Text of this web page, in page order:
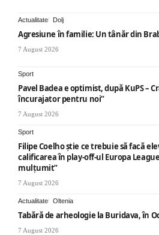
Actualitate Dolj
Agresiune în familie: Un tânăr din
7 August 2026
Sport
Pavel Badea e optimist, după KuPS –
încurajator pentru noi”
7 August 2026
Sport
Filipe Coelho știe ce trebuie să facă
calificarea în play-off-ul Europa
mulțumit”
7 August 2026
Actualitate Oltenia
Tabără de arheologie la Buridava, în
7 August 2026